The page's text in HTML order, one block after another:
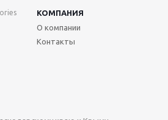
КОМПАНИЯ
О компании
Контакты